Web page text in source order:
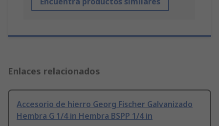
Enlaces relacionados
Accesorio de hierro Georg Fischer Galvanizado
Hembra G 1/4 in Hembra BSPP 1/4 in